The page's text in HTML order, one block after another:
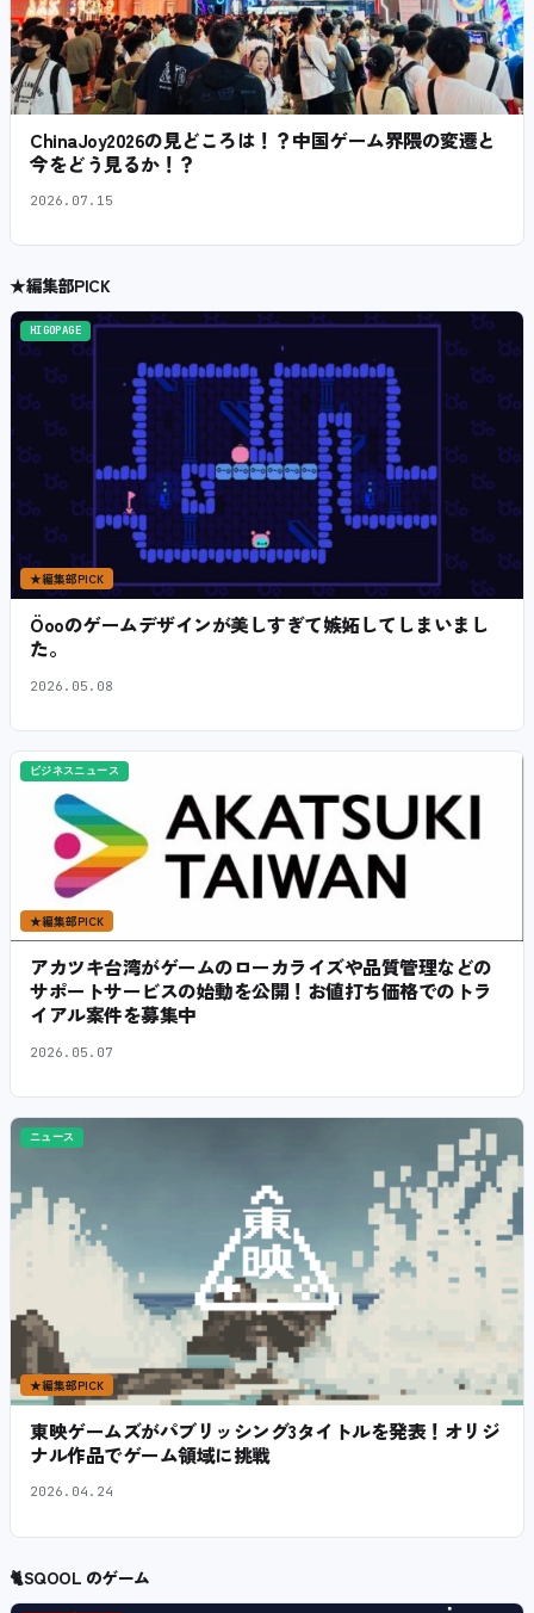
ChinaJoy2026の見どころは！？中国ゲーム界隈の変遷と
今をどう見るか！？
2026.07.15
★編集部PICK
HIGOPAGE
★編集部PICK
Öooのゲームデザインが美しすぎて嫉妬してしまいまし
た。
2026.05.08
ビジネスニュース
★編集部PICK
アカツキ台湾がゲームのローカライズや品質管理などの
サポートサービスの始動を公開！お値打ち価格でのトラ
イアル案件を募集中
2026.05.07
ニュース
★編集部PICK
東映ゲームズがパブリッシング3タイトルを発表！オリジ
ナル作品でゲーム領域に挑戦
2026.04.24
🐈SQOOL のゲーム